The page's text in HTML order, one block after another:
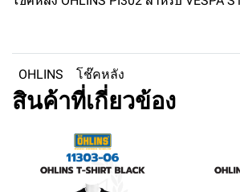
OHLINS โช๊คหลัง
สินค้าที่เกี่ยวข้อง